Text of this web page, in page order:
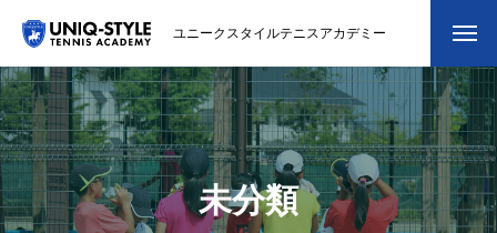
ユニークスタイルテニスアカデミー
初めての方
システム・クラス・料金
スクール紹介・コーチ紹介未分類